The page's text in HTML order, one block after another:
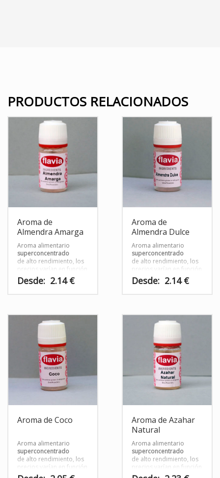
PRODUCTOS RELACIONADOS
Aroma de
Almendra Amarga
Aroma alimentario
superconcentrado
de alto rendimiento, los
precios varían en función
del tamaño del envase.
Desde: 2.14€
tiene
Aroma de
Almendra Dulce
Aroma alimentario
superconcentrado
de alto rendimiento, los
precios varían en función
del tamaño del envase
Desde: 2.14€
tiene
pueden
producto
Aroma de Coco
Aroma alimentario
superconcentrado
de alto rendimiento, los
precios varían en función
del tamaño del envase
Aroma de Azahar
Natural
Aroma alimentario
superconcentrado
de alto rendimiento, los
precios varían en función
del tamaño del envase